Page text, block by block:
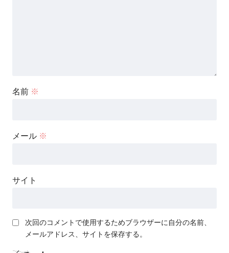
名前 ※
メール ※
サイト
次回のコメントで使用するためブラウザーに自分の名前、
メールアドレス、サイトを保存する。